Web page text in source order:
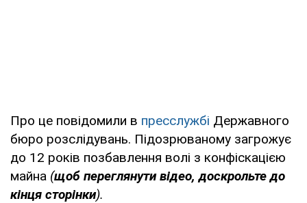
Про це повідомили в пресслужбі Державного
бюро розслідувань. Підозрюваному загрожує
до 12 років позбавлення волі з конфіскацією
майна (щоб переглянути відео, доскрольте до
кінця сторінки).